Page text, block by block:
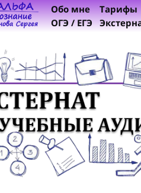
Обо мне
ОГЭ / ЕГЭ
Тарифы